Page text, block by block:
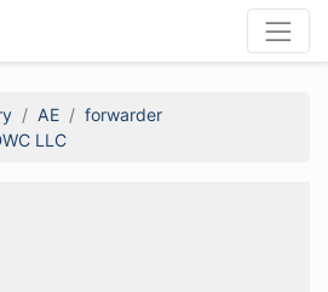
AE
forwarder
LLC